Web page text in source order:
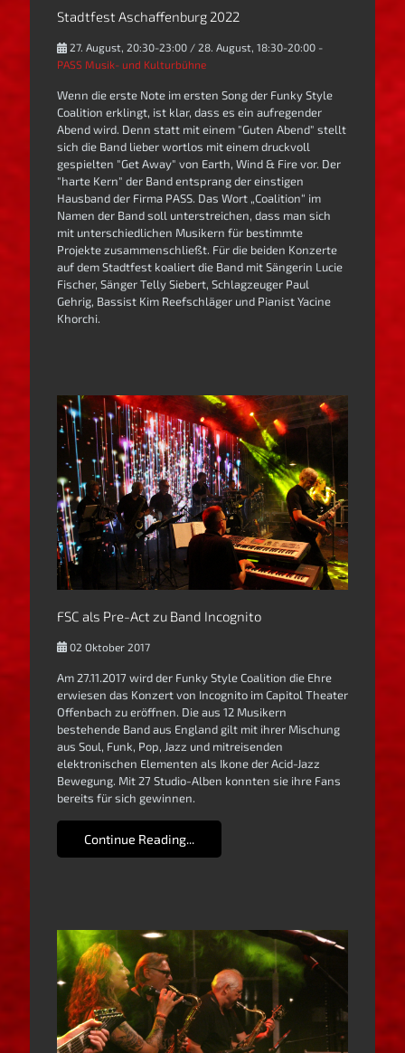
Stadtfest Aschaffenburg 2022
27. August, 20:30-23:00 / 28. August, 18:30-20:00 -
PASS Musik- und Kulturbühne
Wenn die erste Note im ersten Song der Funky Style
Coalition erklingt, ist klar, dass es ein aufregender
Abend wird. Denn statt mit einem "Guten Abend" stellt
sich die Band lieber wortlos mit einem druckvoll
gespielten "Get Away" von Earth, Wind & Fire vor. Der
"harte Kern" der Band entsprang der einstigen
Hausband der Firma PASS. Das Wort „Coalition“ im
Namen der Band soll unterstreichen, dass man sich
mit unterschiedlichen Musikern für bestimmte
Projekte zusammenschließt. Für die beiden Konzerte
auf dem Stadtfest koaliert die Band mit Sängerin Lucie
Fischer, Sänger Telly Siebert, Schlagzeuger Paul
Gehrig, Bassist Kim Reefschläger und Pianist Yacine
Khorchi.
FSC als Pre-Act zu Band Incognito
02 Oktober 2017
Am 27.11.2017 wird der Funky Style Coalition die Ehre
erwiesen das Konzert von Incognito im Capitol Theater
Offenbach zu eröffnen. Die aus 12 Musikern
bestehende Band aus England gilt mit ihrer Mischung
aus Soul, Funk, Pop, Jazz und mitreisenden
elektronischen Elementen als Ikone der Acid-Jazz
Bewegung. Mit 27 Studio-Alben konnten sie ihre Fans
bereits für sich gewinnen.
Continue Reading...